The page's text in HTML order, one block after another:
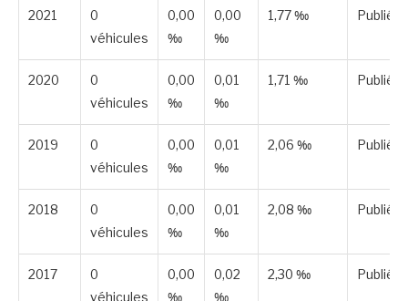
2021
0
véhicules
0,00
‰
0,00
‰
1,77 ‰ Publiée
2020
0
véhicules
0,00
‰
0,01
‰
1,71 ‰ Publiée
2019
0
véhicules
0,00
‰
0,01
‰
2,06 ‰ Publiée
2018
0
véhicules
0,00
‰
0,01
‰
2,08 ‰ Publiée
2017
0
véhicules
0,00
‰
0,02
‰
2,30 ‰ Publiée